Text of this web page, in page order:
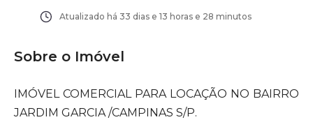
Atualizado há 33 dias e 13 horas e 28 minutos
Sobre o Imóvel
IMÓVEL COMERCIAL PARA LOCAÇÃO NO BAIRRO
JARDIM GARCIA /CAMPINAS S/P.